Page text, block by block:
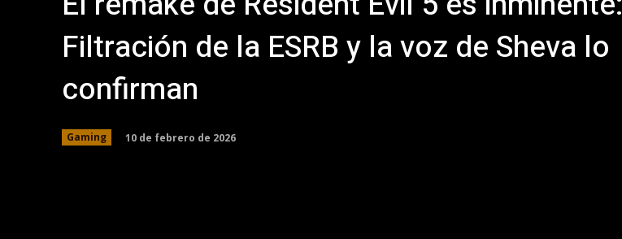
Filtración de la ESRB y la voz de Sheva lo
confirman
Gaming 10 de febrero de 2026